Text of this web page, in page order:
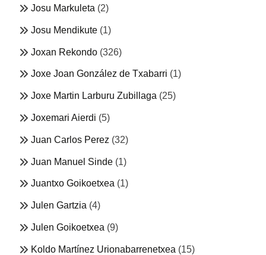
Josu Markuleta (2)
Josu Mendikute (1)
Joxan Rekondo (326)
Joxe Joan González de Txabarri (1)
Joxe Martin Larburu Zubillaga (25)
Joxemari Aierdi (5)
Juan Carlos Perez (32)
Juan Manuel Sinde (1)
Juantxo Goikoetxea (1)
Julen Gartzia (4)
Julen Goikoetxea (9)
Koldo Martínez Urionabarrenetxea (15)